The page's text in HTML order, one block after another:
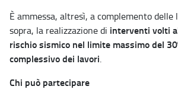
È ammessa, altresì, a complemento delle
sopra, la realizzazione di interventi volti
rischio sismico nel limite massimo del
complessivo dei lavori.
Chi può partecipare